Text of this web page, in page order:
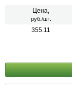
Цена,
руб./шт.
355.11